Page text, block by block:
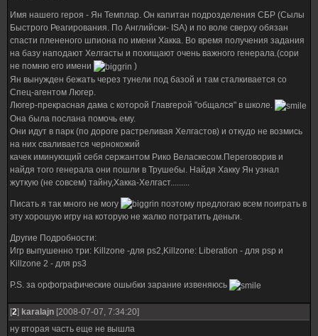
Имя нашего героя - Ян Темплар. Он капитан подрозделения СБР (Сылы
Быстрого Реагирования. По Английски- ISA) и по воле сверху обязан
спасти плененого шпиона по имени Хакка. Во время получения задания
на базу наподают Хелгасты и похищают очень важного генерала.(сори
не помню его имени
)
Ян вынужден бежать через тунели под базой и там сталкивается со
Спец-агентом Люгер.
Люгер-прекрасная дама с которой Главгерой "общался" в школе.
Она была послана помочь ему.
Они идут в парк (по дороге растреливая Хелгастов) и откудо не возмись
на них сваливается чернокожий
качек иминующий себя сержантом Рико Веласкесом.Переговорив и
найдя того генерала они пошли в Трушебы. Найдя Хакку Ян узнал
жуткую (не совсем) тайну,Хакка-Хелгаст.........
Писать я так много не могу
поэтому предлогаю всем поиграть в
эту хорошую игру на которую не жалко потратить деньги.
Другие Подробности:
Игр выпушенно три: Killzone -для ps2,Killzone: Liberation - для psp и
Killzone 2 - для ps3
P.S. за орфографические ошыбки зарание извеняюсь
[2] karalajn [2008-07-07, 7:34:20]
ну вторая часть еще не вышла